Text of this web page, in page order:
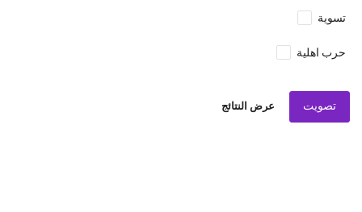
تسوية
حرب اهلية
تصويت عرض النتائج